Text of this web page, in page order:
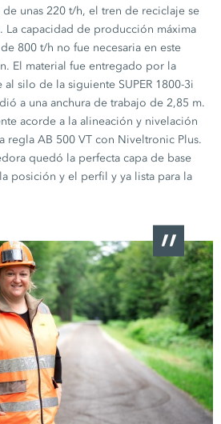
de unas220 t/h, el tren de reciclaje se
La capacidad de producción máxima
800 t/h no fue necesaria en este
El material fue entregado por la
al silo de la siguiente SUPER 1800-3i
a una anchura de trabajo de2,85 m.
acorde a la alineación y nivelación
reglaAB 500 VT con Niveltronic Plus.
quedó la perfecta capa de base
posición y el perfil y ya lista para la